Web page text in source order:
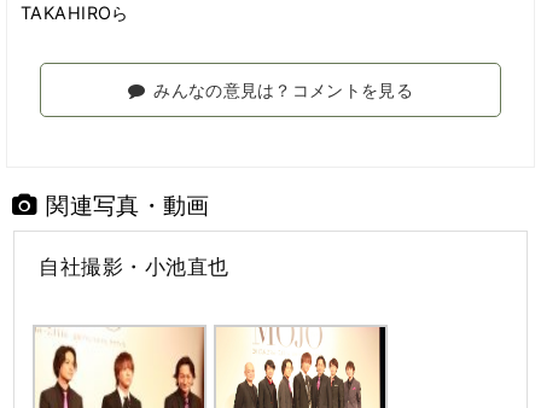
TAKAHIROら
みんなの意見は？コメントを見る
関連写真・動画
自社撮影・小池直也